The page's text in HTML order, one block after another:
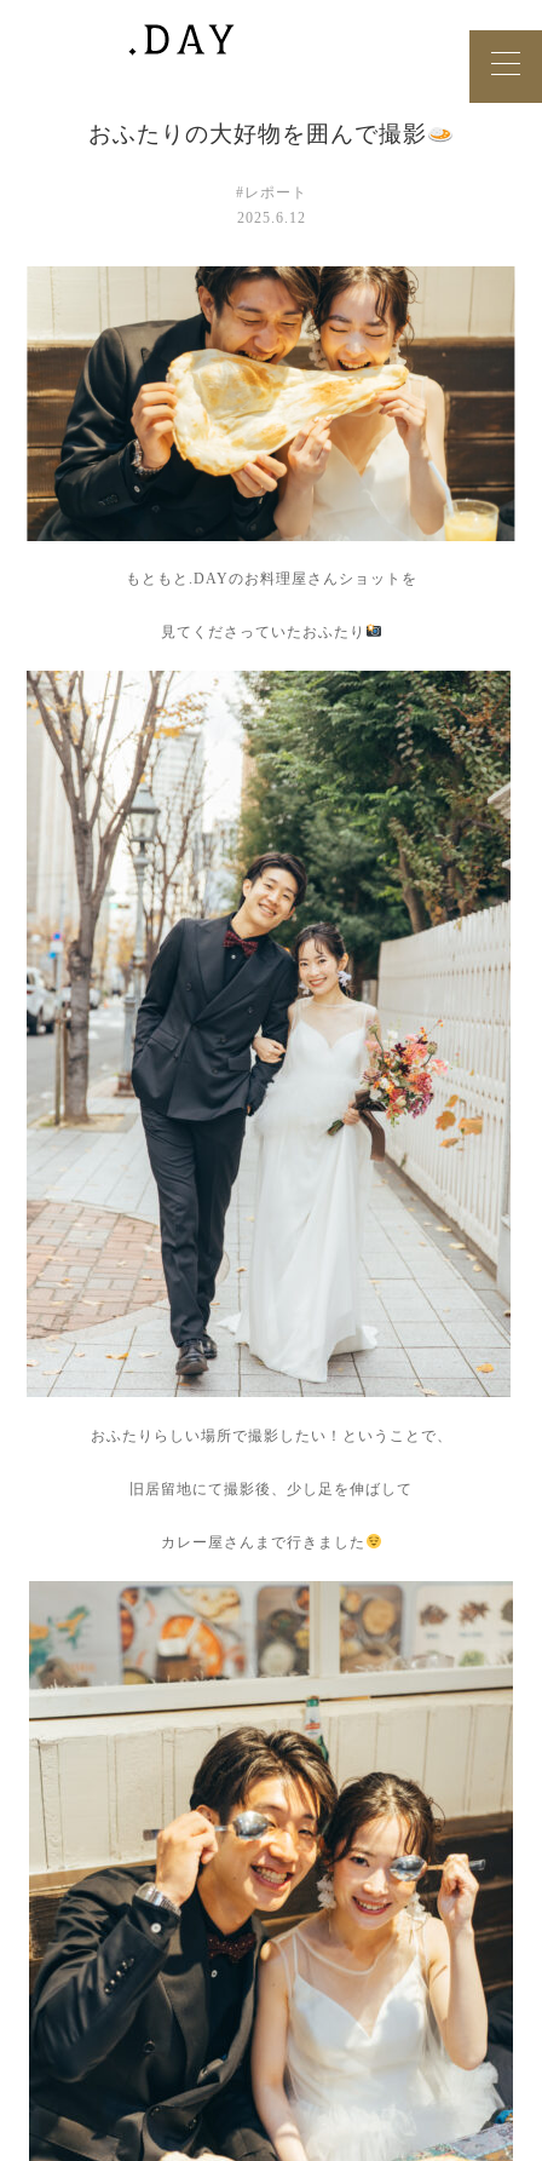
おふたりの大好物を囲んで撮影
#レポート
2025.6.12
もともと.DAYのお料理屋さんショットを
見てくださっていたおふたり
おふたりらしい場所で撮影したい！ということで、
旧居留地にて撮影後、少し足を伸ばして
カレー屋さんまで行きました